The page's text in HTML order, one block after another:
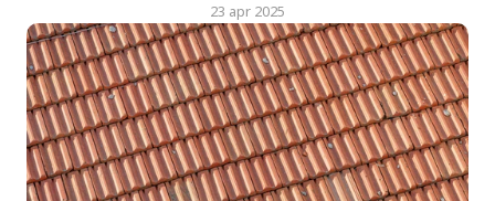
23 apr 2025